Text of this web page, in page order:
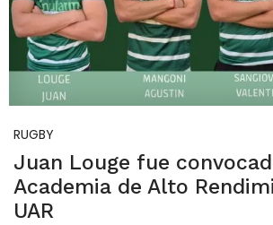
RUGBY
Juan Louge fue
Academia de Alto
UAR